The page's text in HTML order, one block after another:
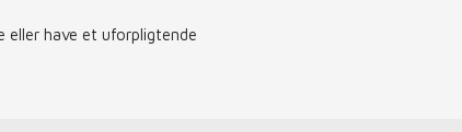
eller have et uforpligtende